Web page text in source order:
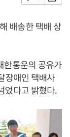
배송한 택배 상
한통운의 공유가
장애인 택배사
었다고 밝혔다.